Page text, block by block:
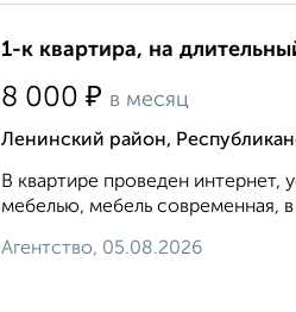
1-к квартира, на
8 000 ₽ в месяц
Ленинский район,
В квартире проведен интернет,
мебелью, мебель современная,
Агентство, 05.08.2026